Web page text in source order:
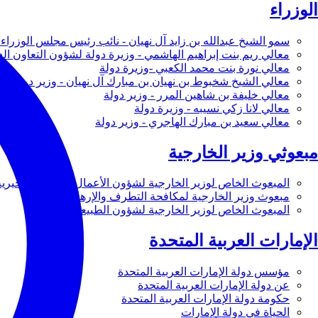
الوزراء
سمو الشيخ عبدالله بن زايد آل نهيان - نائب رئيس مجلس الوزراء
معالي ريم بنت إبراهيم الهاشمي - وزيرة دولة لشؤون التعاون
معالي نورة بنت محمد الكعبي -وزيرة دولة
معالي الشيخ شخبوط بن نهيان بن مبارك آل نهيان - وزير دولة
معالي خليفة بن شاهين المرر - وزير دولة
معالي لانا زكي نسيبه - وزيرة دولة
معالي سعيد بن مبارك الهاجري - وزير دولة
مبعوثي وزير الخارجية
المبعوث الخاص لوزير الخارجية لشؤون الأعمال والأعمال
مبعوث وزير الخارجية لمكافحة التطرف والإرهاب
المبعوث الخاص لوزير الخارجية لشؤون الطبيعة
الإمارات العربية المتحدة
مؤسس دولة الإمارات العربية المتحدة
عن دولة الإمارات العربية المتحدة
حكومة دولة الإمارات العربية المتحدة
الحياة في دولة الإمارات